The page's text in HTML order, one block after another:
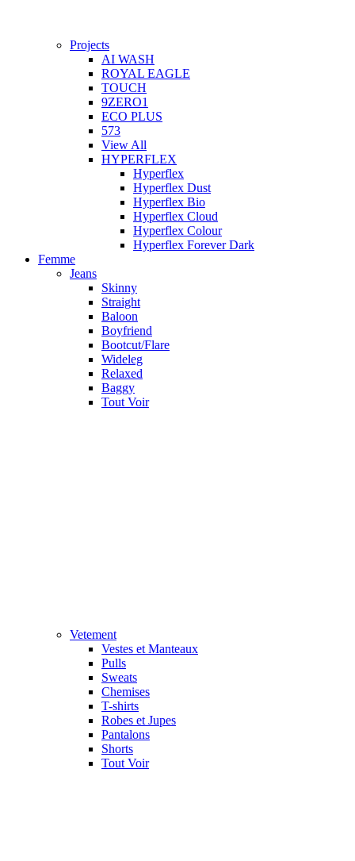
Projects
AI WASH
ROYAL EAGLE
TOUCH
9ZERO1
ECO PLUS
573
View All
HYPERFLEX
Hyperflex
Hyperflex Dust
Hyperflex Bio
Hyperflex Cloud
Hyperflex Colour
Hyperflex Forever Dark
Femme
Jeans
Skinny
Straight
Baloon
Boyfriend
Bootcut/Flare
Wideleg
Relaxed
Baggy
Tout Voir
Vetement
Vestes et Manteaux
Pulls
Sweats
Chemises
T-shirts
Robes et Jupes
Pantalons
Shorts
Tout Voir